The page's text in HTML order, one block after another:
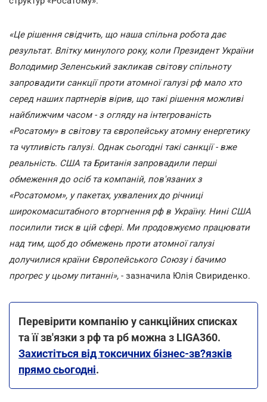
«Це рішення свідчить, що наша спільна робота дає
результат. Влітку минулого року, коли Президент України
Володимир Зеленський закликав світову спільноту
запровадити санкції проти атомної галузі рф мало хто
серед наших партнерів вірив, що такі рішення можливі
найближчим часом - з огляду на інтегрованість
«Росатому» в світову та європейську атомну енергетику
та чутливість галузі. Однак сьогодні такі санкції - вже
реальність. США та Британія запровадили перші
обмеження до осіб та компаній, пов'язаних з
«Росатомом», у пакетах, ухвалених до річниці
широкомасштабного вторгнення рф в Україну. Нині США
посилили тиск в цій сфері. Ми продовжуємо працювати
над тим, щоб до обмежень проти атомної галузі
долучилися країни Європейського Союзу і бачимо
прогрес у цьому питанні», - зазначила Юлія Свириденко.
Перевірити компанію у санкційних списках
та її зв'язки з рф та рб можна з LIGA360.
Захистіться від токсичних бізнес-зв?язків
прямо сьогодні.